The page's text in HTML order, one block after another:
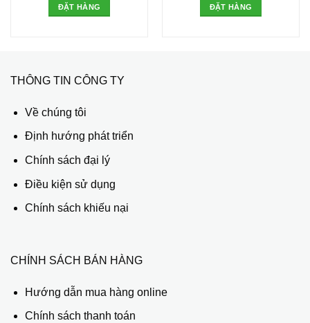
ĐẶT HÀNG ĐẶT HÀNG
THÔNG TIN CÔNG TY
Về chúng tôi
Định hướng phát triển
Chính sách đại lý
Điều kiện sử dụng
Chính sách khiếu nại
CHÍNH SÁCH BÁN HÀNG
Hướng dẫn mua hàng online
Chính sách thanh toán